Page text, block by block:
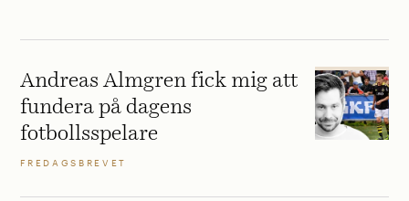
Andreas Almgren fick mig att
fundera på dagens
fotbollsspelare
FREDAGSBREVET